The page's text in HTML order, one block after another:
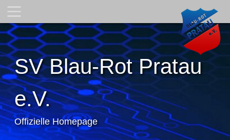
SV Blau-Rot Pratau
e.V.
Offizielle Homepage